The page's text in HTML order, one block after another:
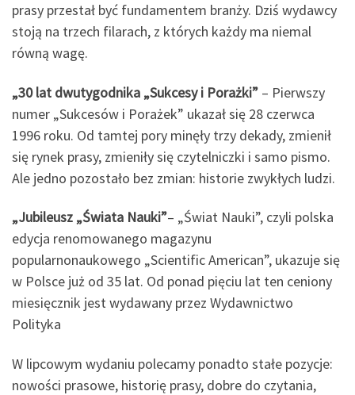
prasy przestał być fundamentem branży. Dziś wydawcy
stoją na trzech filarach, z których każdy ma niemal
równą wagę.
„30 lat dwutygodnika „Sukcesy i Porażki” ­– Pierwszy
numer „Sukcesów i Porażek” ukazał się 28 czerwca
1996 roku. Od tamtej pory minęły trzy dekady, zmienił
się rynek prasy, zmieniły się czytelniczki i samo pismo.
Ale jedno pozostało bez zmian: historie zwykłych ludzi.
„Jubileusz „Świata Nauki”– „Świat Nauki”, czyli polska
edycja renomowanego magazynu
popularnonaukowego „Scientific American”, ukazuje się
w Polsce już od 35 lat. Od ponad pięciu lat ten ceniony
miesięcznik jest wydawany przez Wydawnictwo
Polityka
W lipcowym wydaniu polecamy ponadto stałe pozycje:
nowości prasowe, historię prasy, dobre do czytania,